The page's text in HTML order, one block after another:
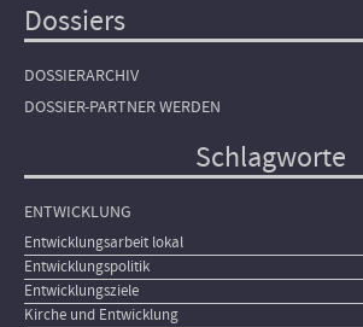
Dossiers
DOSSIERARCHIV
DOSSIER-PARTNER WERDEN
Schlagworte
ENTWICKLUNG
Entwicklungsarbeit lokal
Entwicklungspolitik
Entwicklungsziele
Kirche und Entwicklung